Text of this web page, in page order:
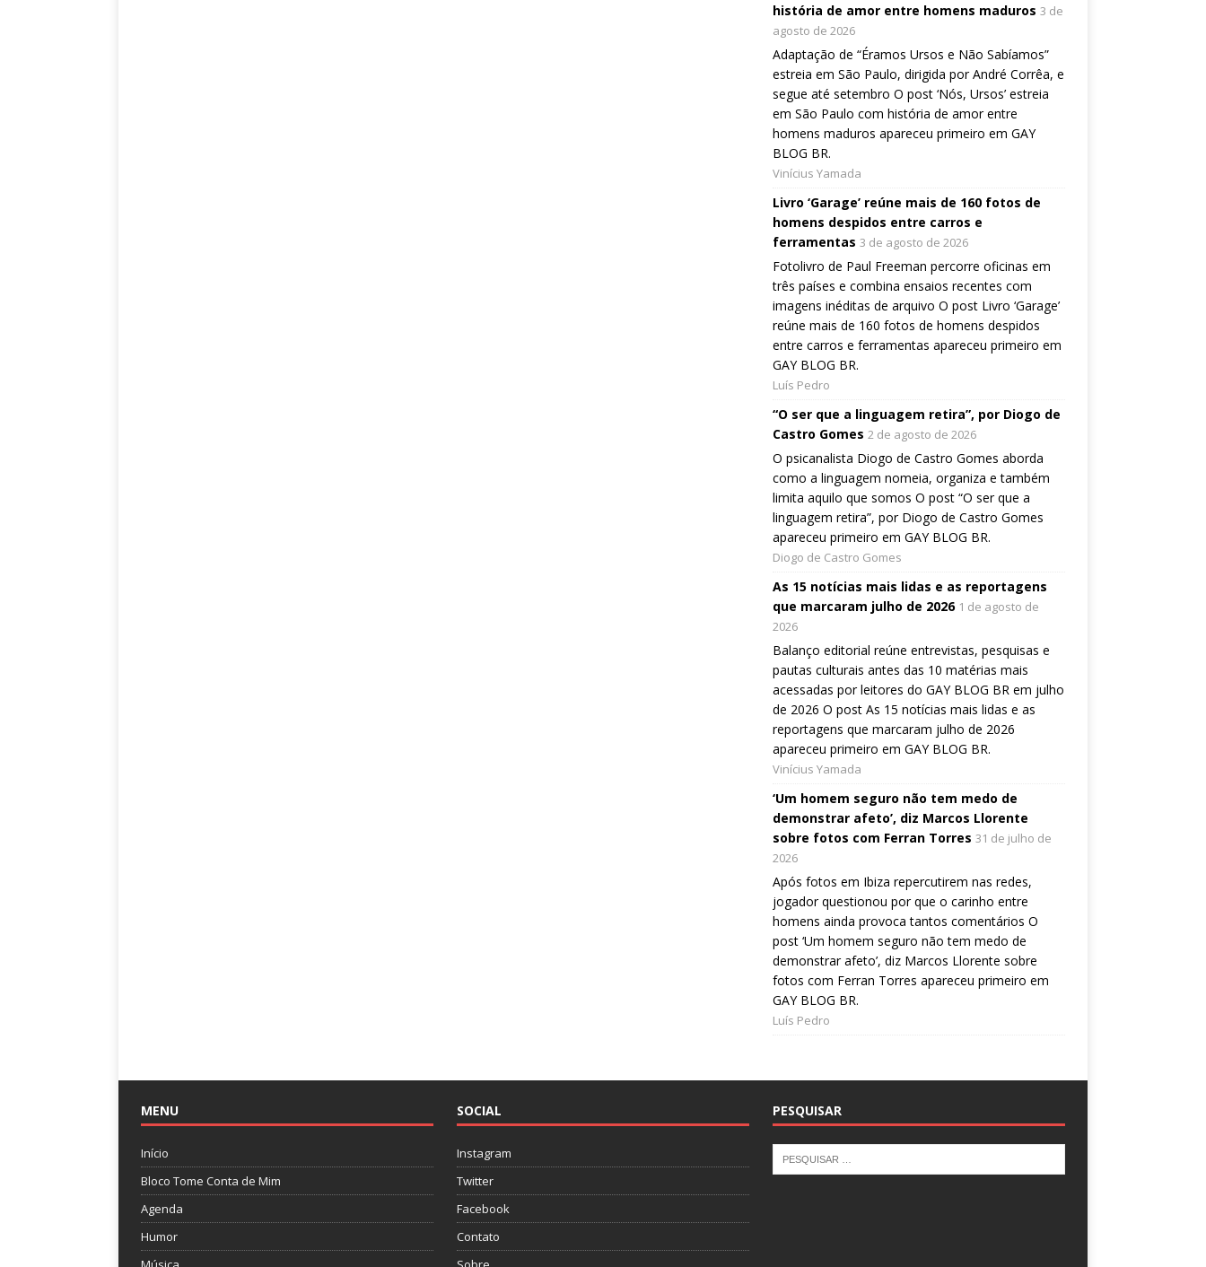
história de amor entre homens maduros 3 de
agosto de 2026
Adaptação de “Éramos Ursos e Não Sabíamos”
estreia em São Paulo, dirigida por André Corrêa, e
segue até setembro O post ‘Nós, Ursos’ estreia
em São Paulo com história de amor entre
homens maduros apareceu primeiro em GAY
BLOG BR.
Vinícius Yamada
Livro ‘Garage’ reúne mais de 160 fotos de
homens despidos entre carros e
ferramentas 3 de agosto de 2026
Fotolivro de Paul Freeman percorre oficinas em
três países e combina ensaios recentes com
imagens inéditas de arquivo O post Livro ‘Garage’
reúne mais de 160 fotos de homens despidos
entre carros e ferramentas apareceu primeiro em
GAY BLOG BR.
Luís Pedro
“O ser que a linguagem retira”, por Diogo de
Castro Gomes 2 de agosto de 2026
O psicanalista Diogo de Castro Gomes aborda
como a linguagem nomeia, organiza e também
limita aquilo que somos O post “O ser que a
linguagem retira”, por Diogo de Castro Gomes
apareceu primeiro em GAY BLOG BR.
Diogo de Castro Gomes
As 15 notícias mais lidas e as reportagens
que marcaram julho de 2026 1 de agosto de
2026
Balanço editorial reúne entrevistas, pesquisas e
pautas culturais antes das 10 matérias mais
acessadas por leitores do GAY BLOG BR em julho
de 2026 O post As 15 notícias mais lidas e as
reportagens que marcaram julho de 2026
apareceu primeiro em GAY BLOG BR.
Vinícius Yamada
‘Um homem seguro não tem medo de
demonstrar afeto’, diz Marcos Llorente
sobre fotos com Ferran Torres 31 de julho de
2026
Após fotos em Ibiza repercutirem nas redes,
jogador questionou por que o carinho entre
homens ainda provoca tantos comentários O
post ‘Um homem seguro não tem medo de
demonstrar afeto’, diz Marcos Llorente sobre
fotos com Ferran Torres apareceu primeiro em
GAY BLOG BR.
Luís Pedro
MENU
Início
Bloco Tome Conta de Mim
Agenda
Humor
SOCIAL
Instagram
Twitter
Facebook
Contato
PESQUISAR